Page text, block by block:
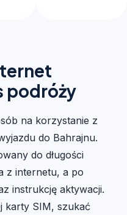
podróży
na korzystanie z
do Bahrajnu.
do długości
z internetu, a po
instrukcję aktywacji.
karty SIM, szukać